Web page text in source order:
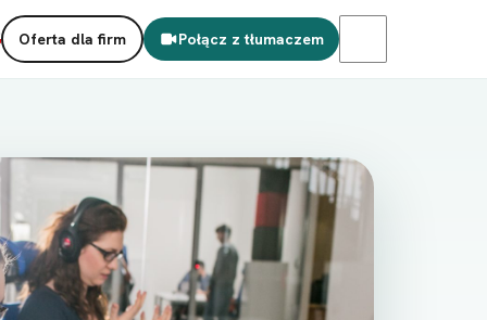
Oferta dla firm Połącz z tłumaczem